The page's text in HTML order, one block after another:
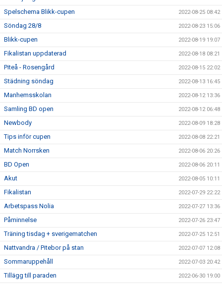
Spelschema Blikk-cupen 2022-08-25 08:42
Söndag 28/8 2022-08-23 15:06
Blikk-cupen 2022-08-19 19:07
Fikalistan uppdaterad 2022-08-18 08:21
Piteå - Rosengård 2022-08-15 22:02
Städning söndag 2022-08-13 16:45
Manhemsskolan 2022-08-12 13:36
Samling BD open 2022-08-12 06:48
Newbody 2022-08-09 18:28
Tips inför cupen 2022-08-08 22:21
Match Norrsken 2022-08-06 20:26
BD Open 2022-08-06 20:11
Akut 2022-08-05 10:11
Fikalistan 2022-07-29 22:22
Arbetspass Nolia 2022-07-27 13:36
Påminnelse 2022-07-26 23:47
Träning tisdag + sverigematchen 2022-07-25 12:51
Nattvandra / Pitebor på stan 2022-07-07 12:08
Sommaruppehåll 2022-07-03 20:42
Tillägg till paraden 2022-06-30 19:00